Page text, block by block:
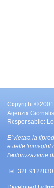
Copyright ©
Agenzia
Responsabile:
E' vietata la
e delle immagini
l'autorizzazione di
Tel. 328.9122830